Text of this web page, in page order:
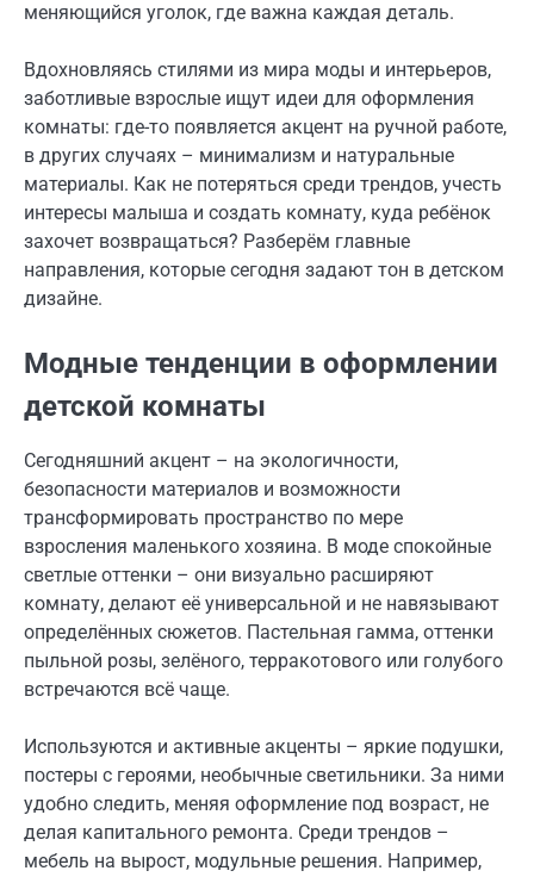
меняющийся уголок, где важна каждая деталь.
Вдохновляясь стилями из мира моды и интерьеров,
заботливые взрослые ищут идеи для оформления
комнаты: где-то появляется акцент на ручной работе,
в других случаях – минимализм и натуральные
материалы. Как не потеряться среди трендов, учесть
интересы малыша и создать комнату, куда ребёнок
захочет возвращаться? Разберём главные
направления, которые сегодня задают тон в детском
дизайне.
Модные тенденции в оформлении
детской комнаты
Сегодняшний акцент – на экологичности,
безопасности материалов и возможности
трансформировать пространство по мере
взросления маленького хозяина. В моде спокойные
светлые оттенки – они визуально расширяют
комнату, делают её универсальной и не навязывают
определённых сюжетов. Пастельная гамма, оттенки
пыльной розы, зелёного, терракотового или голубого
встречаются всё чаще.
Используются и активные акценты – яркие подушки,
постеры с героями, необычные светильники. За ними
удобно следить, меняя оформление под возраст, не
делая капитального ремонта. Среди трендов –
мебель на вырост, модульные решения. Например,